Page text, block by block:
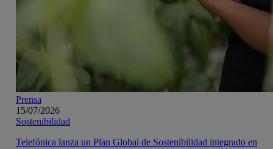
Prensa
15/07/2026
Sostenibilidad
Telefónica lanza un Plan Global de Sostenibilidad integrado en